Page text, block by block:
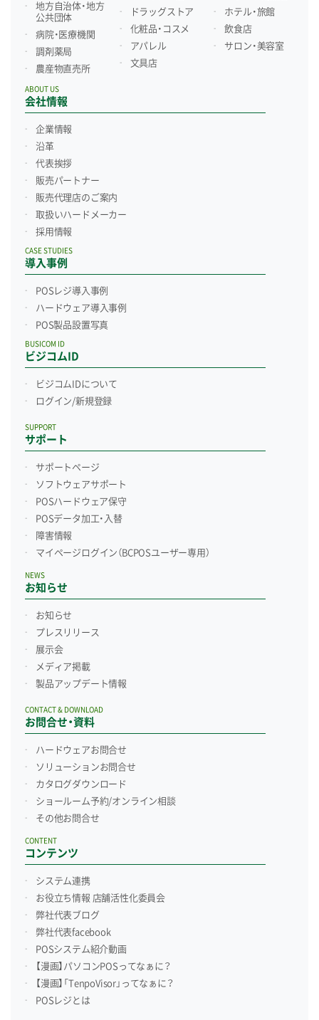
地方自治体・地方
公共団体
病院・医療機関
調剤薬局
農産物直売所
ドラッグストア
化粧品・コスメ
アパレル
文具店
ホテル・旅館
飲食店
サロン・美容室
会社情報
ABOUT US
企業情報
沿革
代表挨拶
販売パートナー
販売代理店のご案内
取扱いハードメーカー
採用情報
導入事例
CASE STUDIES
POSレジ導入事例
ハードウェア導入事例
POS製品設置写真
ビジコムID
BUSICOM ID
ビジコムIDについて
ログイン/新規登録
サポート
SUPPORT
サポートページ
ソフトウェアサポート
POSハードウェア保守
POSデータ加工・入替
障害情報
マイページログイン （BCPOSユーザー専用）
お知らせ
NEWS
お知らせ
プレスリリース
展示会
メディア掲載
製品アップデート情報
お問合せ・資料
CONTACT & DOWNLOAD
ハードウェアお問合せ
ソリューションお問合せ
カタログダウンロード
ショールーム予約/オンライン相談
その他お問合せ
コンテンツ
CONTENT
システム連携
お役立ち情報 店舗活性化委員会
弊社代表ブログ
弊社代表facebook
POSシステム紹介動画
【漫画】パソコンPOSってなぁに？
【漫画】「TenpoVisor」ってなぁに？
POSレジとは